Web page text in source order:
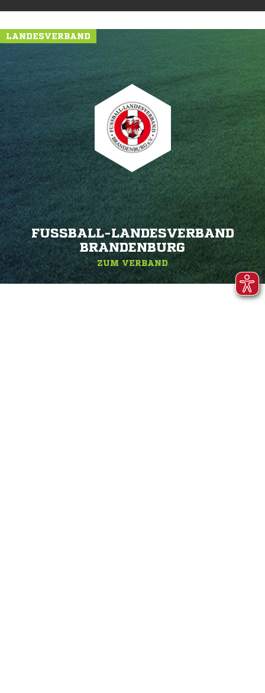
LANDESVERBAND
FUSSBALL-LANDESVERBAND B
RANDENBURG
ZUM VERBAND